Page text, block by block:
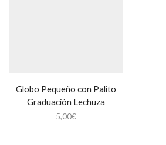
Globo Pequeño con Palito
Graduación Lechuza
5,00€